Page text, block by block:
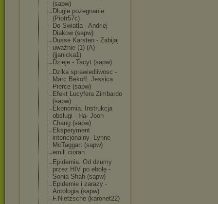
(sapw)
Długie pożegnanie
(Piotr57c)
Do Swiatla - Andriej
Diakow (sapw)
Dusse Karsten - Zabijaj
uważnie (1) (A)
(jjanicka1)
Dzieje - Tacyt (sapw)
Dzika sprawiedliwosc -
Marc Bekoff, Jessica
Pierce (sapw)
Efekt Lucyfera Zimbardo
(sapw)
Ekonomia. Instrukcja
obslugi - Ha- Joon
Chang (sapw)
Eksperyment
intencjonalny- Lynne
McTaggart (sapw)
emill cioran
Epidemia. Od dzumy
przez HIV po ebolę -
Sonia Shah (sapw)
Epidemie i zarazy -
Antologia (sapw)
F.Nietzsche (karonet22)